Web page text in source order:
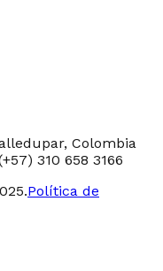
Colombia
310 658 3166
Política de